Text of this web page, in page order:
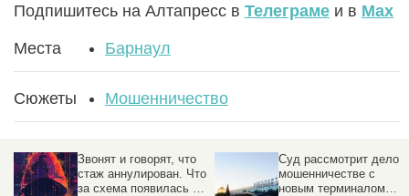
Подпишитесь на Алтапресс в Телеграме и в Max
Места Барнаул
Сюжеты Мошенничество
Звонят и говорят, что
стаж аннулирован. Что
за схема появилась в
Суд рассмотрит дело о
мошенничестве с
новым терминалом